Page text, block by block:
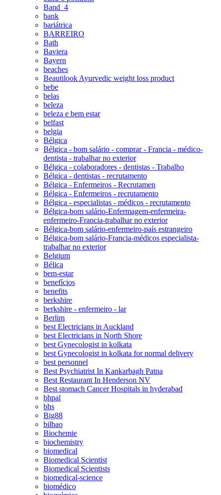
Band_4
bank
bariátrica
BARREIRO
Bath
Baviera
Bayern
beaches
Beautilook Ayurvedic weight loss product
bebe
belas
beleza
beleza e bem estar
belfast
belgia
Bélgica
Bélgica - bom salário - comprar - Francia - médico-
dentista - trabalhar no exterior
Bélgica - colaboradores - dentistas - Trabalho
Bélgica - dentistas - recrutamento
Bélgica - Enfermeiros - Recrutamen
Bélgica - Enfermeiros - recrutamento
Bélgica - especialistas - médicos - recrutamento
Bélgica-bom salário-Enfermagem-enfermeira-
enfermeiro-Francia-trabalhar no exterior
Bélgica-bom salário-enfermeiro-país estrangeiro
Bélgica-bom salário-Francia-médicos especialista-
trabalhar no exterior
Belgium
Bélica
bem-estar
benefícios
benefits
berkshire
berkshire - enfermeiro - lar
Berlim
best Electricians in Auckland
best Electricians in North Shore
best Gynecologist in kolkata
best Gynecologist in kolkata for normal delivery
best personnel
Best Psychiatrist In Kankarbagh Patna
Best Restaurant In Henderson NV
Best stomach Cancer Hospitals in hyderabad
bhpal
bhs
Big88
bilbao
Biochemie
biochemistry
biomedical
Biomedical Scientist
Biomedical Scientists
biomedical-science
biomédico